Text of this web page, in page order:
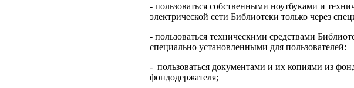
- пользоваться собственными ноутбуками и
электрической сети Библиотеки только через
- пользоваться техническими средствами
специально установленными для пользователей:
- пользоваться документами и их копиями из
фондодержателя;